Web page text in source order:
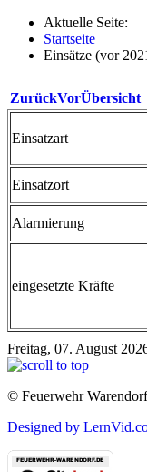
Aktuelle Seite:
Startseite
Einsätze (vor
ZurückVorÜbersicht
Einsatzart
Einsatzort
Alarmierung
eingesetzte Kräfte
Freitag, 07. August
© Feuerwehr
Designed by